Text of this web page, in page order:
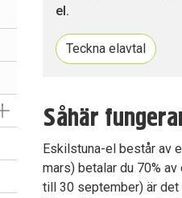
Visa/Göm undermeny
el.
Teckna elavtal
Såhär
Eskilstuna-el består av
mars) betalar du 70%
till 30 september) är det